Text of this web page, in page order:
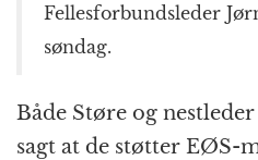
Fellesforbundsleder
søndag.
Både Støre og
sagt at de støtter EØS-